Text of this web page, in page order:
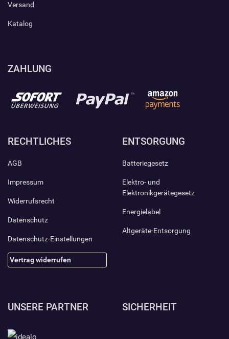
Versand
Katalog
ZAHLUNG
RECHTLICHES
AGB
Impressum
Widerrufsrecht
Datenschutz
Datenschutz-Einstellungen
Vertrag widerrufen
ENTSORGUNG
Batteriegesetz
Elektro- und
Elektronikgerätegesetz
Energielabel
Altgeräte-Entsorgung
UNSERE PARTNER SICHERHEIT